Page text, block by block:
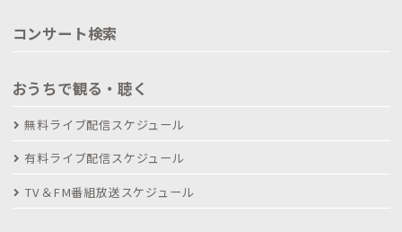
コンサート検索
おうちで観る・聴く
無料ライブ配信スケジュール
有料ライブ配信スケジュール
TV＆FM番組放送スケジュール